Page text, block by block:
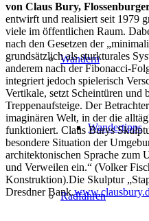
Wandern
Wandertipps
Radfahren
von Claus Bury,
entwirft und realisiert seit 1979
viele im öffentlichen Raum.
nach den Gesetzen der
grundsätzlich als sturkturales
anderem nach der Fibonacci-
integriert jedoch spielerisch
Vertikale, setzt Scheintüren und
Treppenaufsteige. Der
imaginären Welt, in der die
funktioniert. Claus Burys
besondere Situation der
architektonischen Sprache zum
und Verweilen ein.“ (Volker
Konstruktion).Die Skulptur
Dresdner Bank.